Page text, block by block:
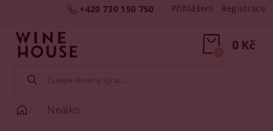
+420 730 150 750 Přihlášení Registrace
0 Kč
0
Nealko